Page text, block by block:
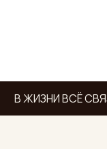
В ЖИЗНИ ВСЁ